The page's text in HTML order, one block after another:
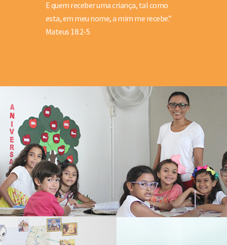
E quem receber uma criança, tal como
esta, em meu nome, a mim me recebe.”
Mateus 18:2-5